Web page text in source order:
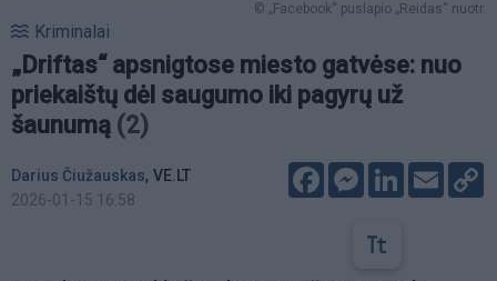
© „Facebook“ puslapio „Reidas“ nuotr.
Kriminalai
„Driftas“ apsnigtose miesto gatvėse: nuo
priekaištų dėl saugumo iki pagyrų už
šaunumą (2)
Darius Čiužauskas, VE.LT
2026-01-15 16:58
FacebookMessenger
LinkedIn
Email